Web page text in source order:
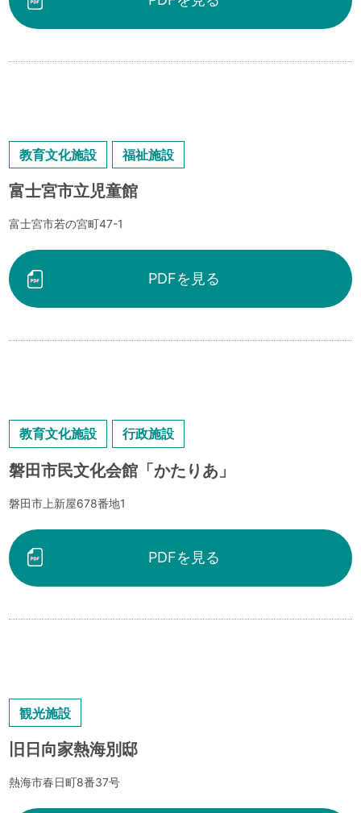
教育文化施設 福祉施設
富士宮市立児童館
富士宮市若の宮町47-1
PDFを見る
教育文化施設 行政施設
磐田市民文化会館「かたりあ」
磐田市上新屋678番地1
PDFを見る
観光施設
旧日向家熱海別邸
熱海市春日町8番37号